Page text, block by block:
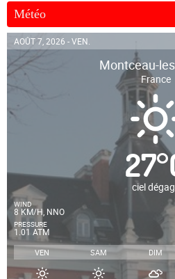
Météo
AOÛT 7, 2026 - VEN.
Montceau-
France
27°
ciel
WIND
8 KM/H, NNO
PRESSURE
1.01 ATM
VEN SAM DIM